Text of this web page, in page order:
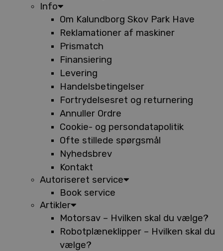
Info
Om Kalundborg Skov Park Have
Reklamationer af maskiner
Prismatch
Finansiering
Levering
Handelsbetingelser
Fortrydelsesret og returnering
Annuller Ordre
Cookie- og persondatapolitik
Ofte stillede spørgsmål
Nyhedsbrev
Kontakt
Autoriseret service
Book service
Artikler
Motorsav – Hvilken skal du vælge?
Robotplæneklipper – Hvilken skal du
vælge?